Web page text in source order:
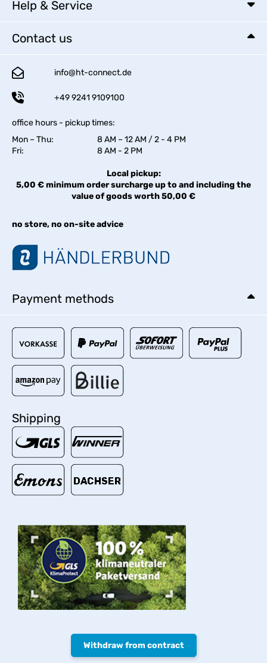
Help & Service
Contact us
info@ht-connect.de
+49 9241 9109100
office hours - pickup times:
Mon – Thu:
8 AM – 12 AM / 2 - 4 PM
Fri:
8 AM - 2 PM
Local pickup:
5,00 € minimum order surcharge up to and including the
value of goods worth 50,00 €
no store, no on-site advice
Payment methods
Shipping
Withdraw from contract